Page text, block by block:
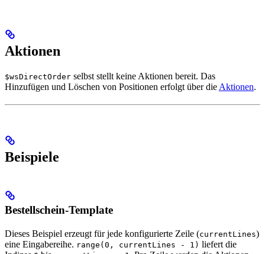
Aktionen
$wsDirectOrder selbst stellt keine Aktionen bereit. Das
Hinzufügen und Löschen von Positionen erfolgt über die Aktionen.
Beispiele
Bestellschein-Template
Dieses Beispiel erzeugt für jede konfigurierte Zeile (currentLines)
eine Eingabereihe. range(0, currentLines - 1) liefert die